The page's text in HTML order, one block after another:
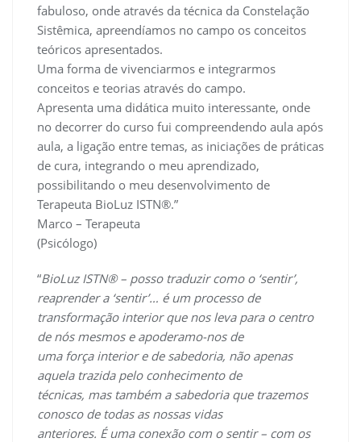
fabuloso, onde através da técnica da Constelação
Sistêmica, apreendíamos no campo os conceitos
teóricos apresentados.
Uma forma de vivenciarmos e integrarmos
conceitos e teorias através do campo.
Apresenta uma didática muito interessante, onde
no decorrer do curso fui compreendendo aula após
aula, a ligação entre temas, as iniciações de práticas
de cura, integrando o meu aprendizado,
possibilitando o meu desenvolvimento de
Terapeuta BioLuz ISTN®.”
Marco – Terapeuta
(Psicólogo)
“BioLuz ISTN® – posso traduzir como o ‘sentir’,
reaprender a ‘sentir’… é um processo de
transformação interior que nos leva para o centro
de nós mesmos e apoderamo-nos de
uma força interior e de sabedoria, não apenas
aquela trazida pelo conhecimento de
técnicas, mas também a sabedoria que trazemos
conosco de todas as nossas vidas
anteriores. É uma conexão com o sentir – com os